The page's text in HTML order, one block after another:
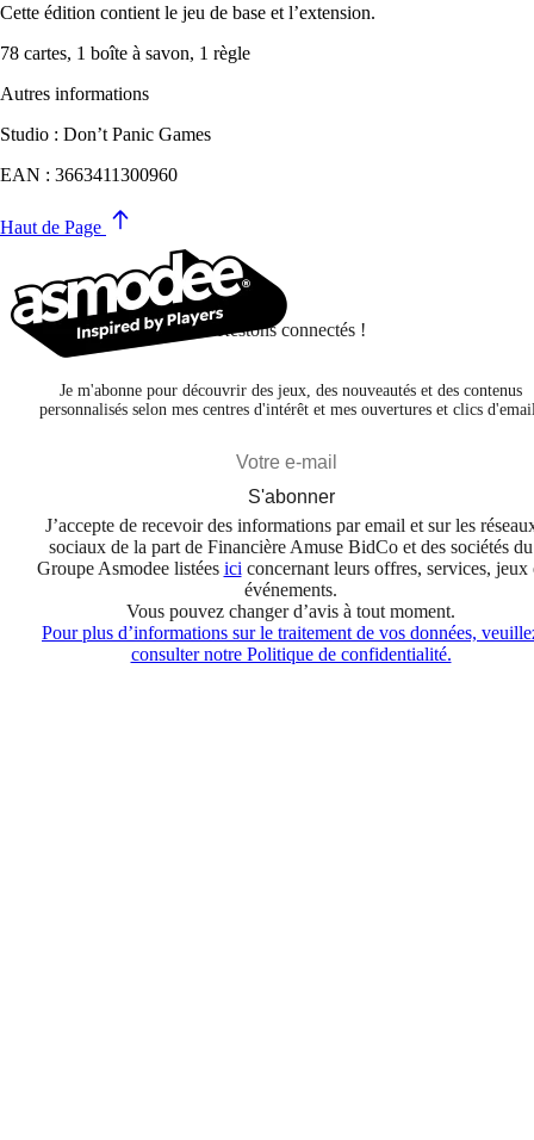
Cette édition contient le jeu de base et l’extension.
78 cartes, 1 boîte à savon, 1 règle
Autres informations
Studio : Don’t Panic Games
EAN : 3663411300960
Haut de Page
Restons connectés !
Je m'abonne pour découvrir des jeux, des nouveautés et des contenus
personnalisés selon mes centres d'intérêt et mes ouvertures et clics
S'abonner
J’accepte de recevoir des informations par email et sur les
sociaux de la part de Financière Amuse BidCo et des sociétés du
Groupe Asmodee listées ici concernant leurs offres, services, jeux
événements.
Vous pouvez changer d’avis à tout moment.
Pour plus d’informations sur le traitement de vos données,
consulter notre Politique de confidentialité.